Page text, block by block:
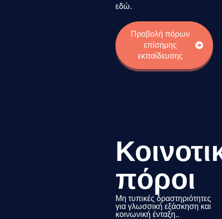
εδώ.
Προβολή πόρων
επίσημης
εκπαίδευσης
πόροι
Μη τυπικές δραστηριότητες
για γλωσσική εξάσκηση και
κοινωνική ένταξη..